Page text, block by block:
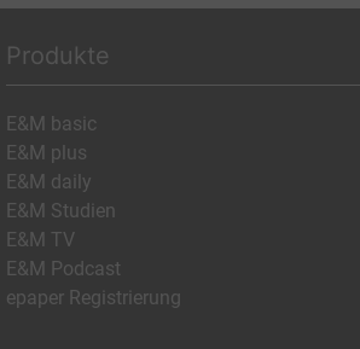
Produkte
E&M basic
E&M plus
E&M daily
E&M Studien
E&M TV
E&M Podcast
epaper Registrierung